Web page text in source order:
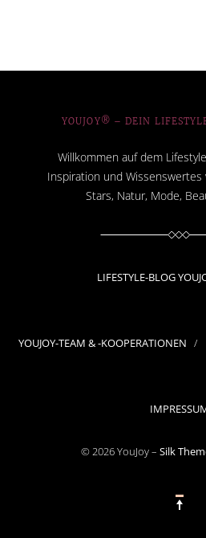
YOUJOY® – DEIN
Willkommen auf dem
Inspiration und Wissenswertes
Stars, Natur, Mode,
LIFESTYLE-BLOG
YOUJOY-TEAM & -KOOPERATIONEN
© 2026 YouJoy – Silk